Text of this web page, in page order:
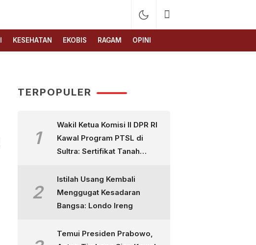
KESEHATAN EKOBIS RAGAM OPINI
TERPOPULER
1
Wakil Ketua Komisi II DPR RI
Kawal Program PTSL di
Sultra: Sertifikat Tanah
Kertas
2
Istilah Usang Kembali
Menggugat Kesadaran
Bangsa: Londo Ireng
Temui Presiden Prabowo,